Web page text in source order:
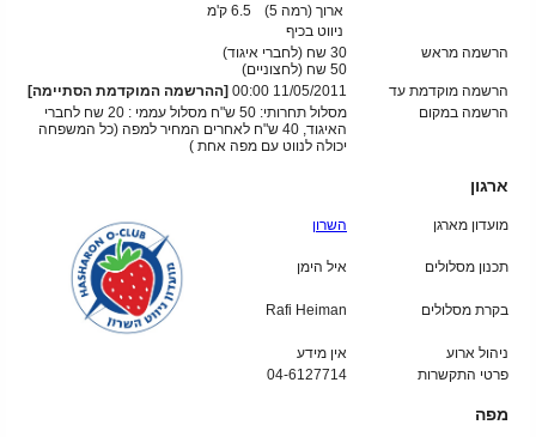
ארוך (רמה 5)
6.5 ק'מ
ניווט בכיף
הרשמה מראש
30 שח (לחברי איגוד)
50 שח (לחצוניים)
הרשמה מוקדמת עד
11/05/2011 00:00
[ההרשמה המוקדמת הסתיימה]
הרשמה במקום
מסלול תחרותי: 50 ש"ח מסלול עממי : 20 שח לחברי
האיגוד, 40 ש"ח לאחרים המחיר למפה (כל המשפחה
יכולה לנווט עם מפה אחת )
ארגון
מועדון מארגן השרון
תכנון מסלולים איל הימן
בקרת מסלולים Rafi Heiman
ניהול ארוע
אין מידע
פרטי התקשרות
04-6127714
מפה